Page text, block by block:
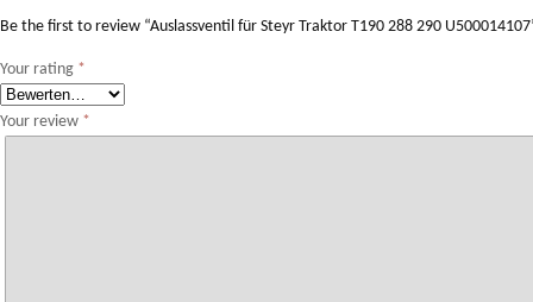
Be the first to review “Auslassventil für Steyr Traktor T190 288 290
Your rating *
Your review *